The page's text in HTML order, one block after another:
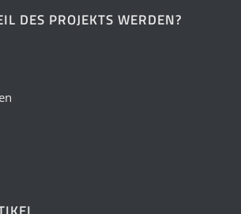
DES PROJEKTS WERDEN?